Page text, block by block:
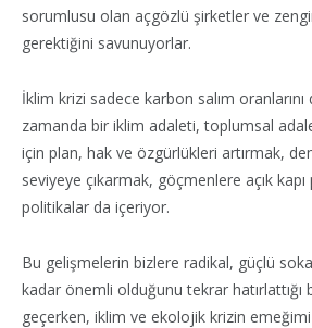
sorumlusu olan açgözlü şirketler ve
gerektiğini savunuyorlar.
İklim krizi sadece karbon salım
zamanda bir iklim adaleti, toplumsal
için plan, hak ve özgürlükleri artırmak,
seviyeye çıkarmak, göçmenlere açık kapı
politikalar da içeriyor.
Bu gelişmelerin bizlere radikal, güçlü
kadar önemli olduğunu tekrar hatırlattığı
geçerken, iklim ve ekolojik krizin